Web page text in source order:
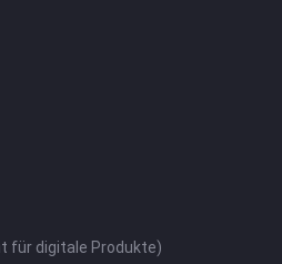
für digitale Produkte)